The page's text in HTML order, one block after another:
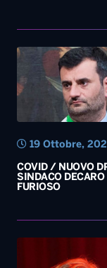
COVID / NUOVO
SINDACO DECARO
FURIOSO
19 Ottobre,